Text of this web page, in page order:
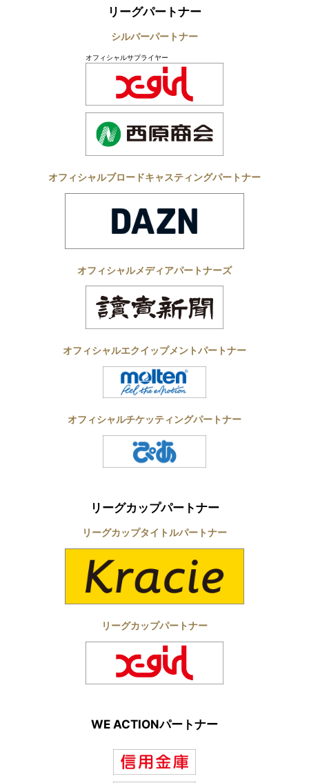
リーグパートナー
シルバーパートナー
オフィシャルサプライヤー
オフィシャルブロードキャスティングパートナー
オフィシャルメディアパートナーズ
オフィシャルエクイップメントパートナー
オフィシャルチケッティングパートナー
リーグカップパートナー
リーグカップタイトルパートナー
リーグカップパートナー
WE ACTIONパートナー